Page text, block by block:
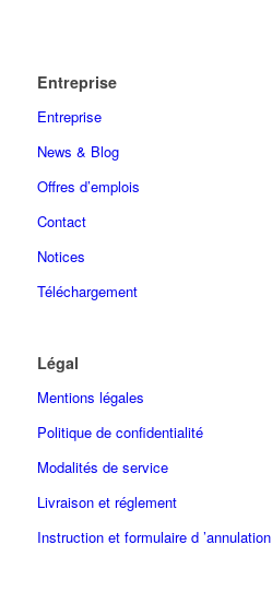
Entreprise
Entreprise
News & Blog
Offres d’emplois
Contact
Notices
Téléchargement
Légal
Mentions légales
Politique de confidentialité
Modalités de service
Livraison et réglement
Instruction et formulaire d ’annulation